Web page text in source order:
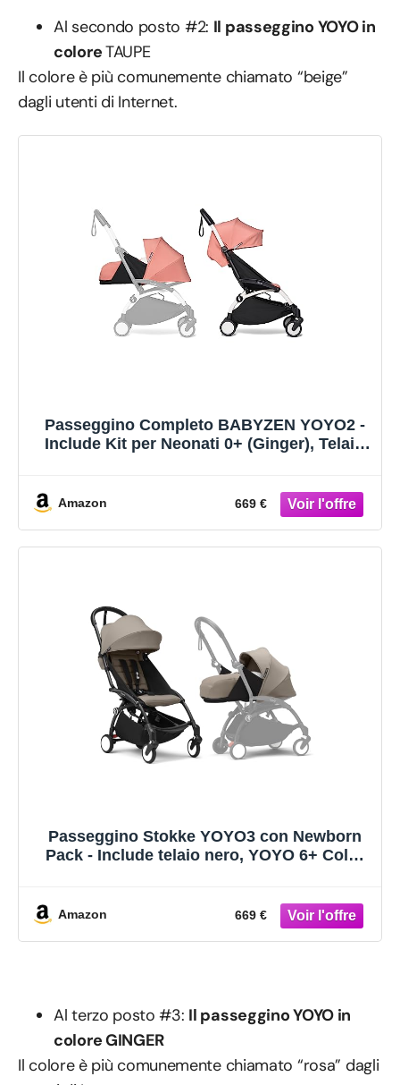
Al secondo posto #2: Il passeggino YOYO in
coloreTAUPE
Il colore è più comunemente chiamato “beige”
dagli utenti di Internet.
Passeggino Completo BABYZEN YOYO2 -
Include Kit per Neonati 0+ (Ginger), Telaio
Amazon 669 €
Passeggino Stokke YOYO3 con Newborn
Pack - Include telaio nero, YOYO 6+ Color
Amazon 669 €
Al terzo posto #3: Il passeggino YOYO in
colore GINGER
Il colore è più comunemente chiamato “rosa” dagli